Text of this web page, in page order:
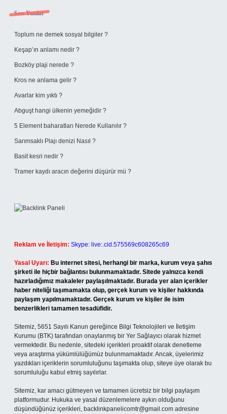
Sidebar
Son Yazılar
Toplum ne demek sosyal bilgiler ?
Keşap’ın anlamı nedir ?
Bozköy plaji nerede ?
Kros ne anlama gelir ?
Avarlar kim yıktı ?
Abguşt hangi ülkenin yemeğidir ?
5 Element baharatları Nerede Kullanılır ?
Sarımsaklı Plajı denizi Nasıl ?
Basit kesri nedir ?
Tramer kaydı aracın değerini düşürür mü ?
Reklam ve İletişim: Skype: live:.cid.575569c608265c69
Yasal Uyarı: Bu internet sitesi, herhangi bir marka, kurum veya şahıs
şirketi ile hiçbir bağlantısı bulunmamaktadır. Sitede yalnızca kendi
hazırladığımız makaleler paylaşılmaktadır. Burada yer alan içerikler
haber niteliği taşımamakta olup, gerçek kurum ve kişiler hakkında
paylaşım yapılmamaktadır. Gerçek kurum ve kişiler ile isim
benzerlikleri tamamen tesadüfidir.
Sitemiz, 5651 Sayılı Kanun gereğince Bilgi Teknolojileri ve İletişim
Kurumu (BTK) tarafından onaylanmış bir Yer Sağlayıcı olarak hizmet
vermektedir. Bu nedenle, sitedeki içerikleri proaktif olarak denetleme
veya araştırma yükümlülüğümüz bulunmamaktadır. Ancak, üyelerimiz
yazdıkları içeriklerin sorumluluğunu taşımakta olup, siteye üye olarak bu
sorumluluğu kabul etmiş sayılırlar.
Sitemiz, kar amacı gütmeyen ve tamamen ücretsiz bir bilgi paylaşım
platformudur. Hukuka ve yasal düzenlemelere aykırı olduğunu
düşündüğünüz içerikleri, backlinkpanelicomtr@gmail.com adresine